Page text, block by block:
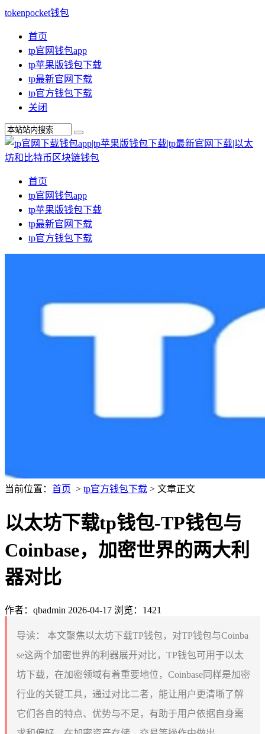
tokenpocket钱包
首页
tp官网钱包app
tp苹果版钱包下载
tp最新官网下载
tp官方钱包下载
关闭
首页
tp官网钱包app
tp苹果版钱包下载
tp最新官网下载
tp官方钱包下载
当前位置： 首页 > tp官方钱包下载 > 文章正文
以太坊下载tp钱包-TP钱包与
Coinbase，加密世界的两大利
器对比
作者：qbadmin 2026-04-17 浏览：1421
导读：
本文聚焦以太坊下载TP钱包，对TP钱包与Coinba
se这两个加密世界的利器展开对比，TP钱包可用于以太
坊下载，在加密领域有着重要地位，Coinbase同样是加密
行业的关键工具，通过对比二者，能让用户更清晰了解
它们各自的特点、优势与不足，有助于用户依据自身需